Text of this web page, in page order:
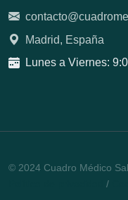
Madrid, España
Lunes a Viernes:
© 2024 Cuadro Médico
/